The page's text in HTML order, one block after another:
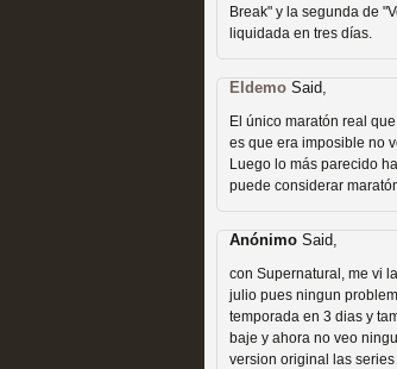
Las series
extinción
MOLTISANTI
Recomendación de la
Break" y la segunda de
liquidada en tres días.
Eldemo Said,
El único maratón real
es que era imposible no
Luego lo más parecido
puede considerar
Anónimo Said,
con Supernatural, me vi
julio pues ningun
temporada en 3 dias y
baje y ahora no veo
version original las